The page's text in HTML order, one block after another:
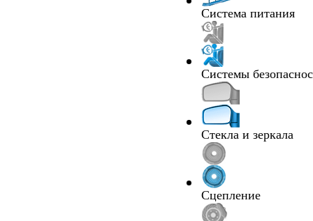
Система питания
Системы
Стекла и зеркала
Сцепление